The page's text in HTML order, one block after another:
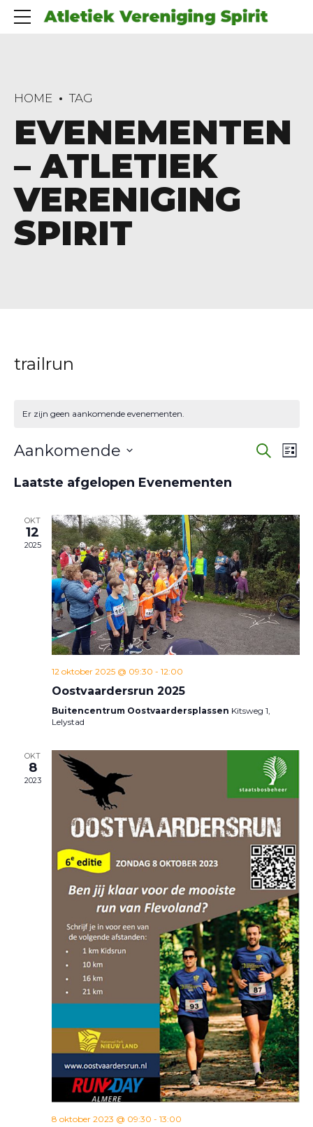
HOME TAG
EVENEMENTEN
– ATLETIEK
VERENIGING
SPIRIT
trailrun
Er zijn geen aankomende evenementen.
en
Zoeken
Lijst
Aankomende
een
Laatste afgelopen Evenementen
OKT
12
2025
12 oktober 2025 @ 09:30 - 12:00
Oostvaardersrun 2025
Buitencentrum Oostvaardersplassen Kitsweg 1,
Lelystad
OKT
8
2023
8 oktober 2023 @ 09:30 - 13:00